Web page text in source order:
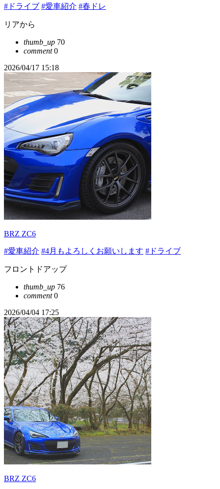
#ドライブ #愛車紹介 #春ドレ
リアから
thumb_up 70
comment0
2026/04/17 15:18
BRZ ZC6
#愛車紹介 #4月もよろしくお願いします #ドライブ
フロントドアップ
thumb_up 76
comment0
2026/04/04 17:25
BRZ ZC6